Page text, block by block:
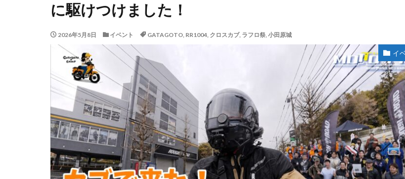
に駆けつけました！
2026年5月8日 イベント GATAGOTO, RR1004, クロスカブ, ラフロ祭, 小田原城
イ